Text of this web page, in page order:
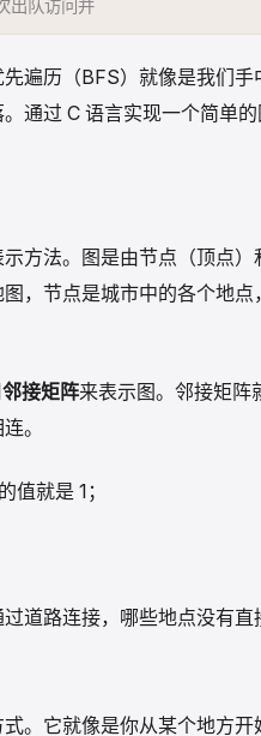
队访问并继续扩展邻接节点，直
遍历（BFS）就像是我们手
通过 C 语言实现一个简单的
方法。图是由节点（顶点）
，节点是城市中的各个地点
邻接矩阵